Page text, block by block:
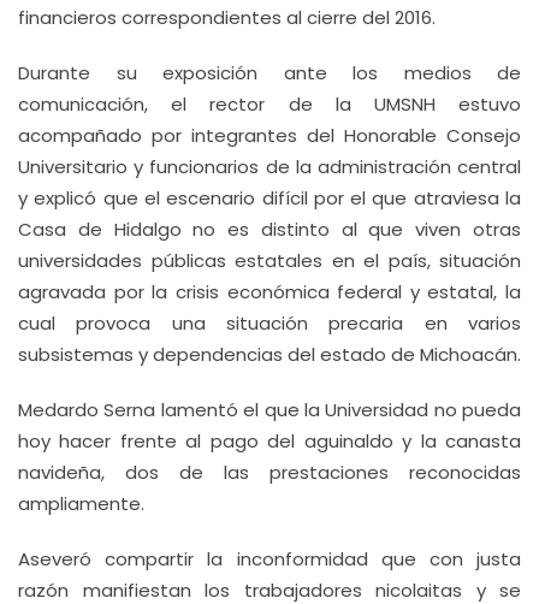
financieros correspondientes al cierre del 2016.
Durante su exposición ante los medios de
comunicación, el rector de la UMSNH estuvo
acompañado por integrantes del Honorable Consejo
Universitario y funcionarios de la administración central
y explicó que el escenario difícil por el que atraviesa la
Casa de Hidalgo no es distinto al que viven otras
universidades públicas estatales en el país, situación
agravada por la crisis económica federal y estatal, la
cual provoca una situación precaria en varios
subsistemas y dependencias del estado de Michoacán.
Medardo Serna lamentó el que la Universidad no pueda
hoy hacer frente al pago del aguinaldo y la canasta
navideña, dos de las prestaciones reconocidas
ampliamente.
Aseveró compartir la inconformidad que con justa
razón manifiestan los trabajadores nicolaitas y se